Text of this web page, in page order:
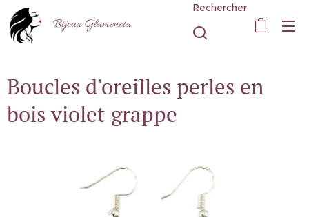
Bijoux Glamencia
Rechercher
Boucles d'oreilles perles en
bois violet grappe